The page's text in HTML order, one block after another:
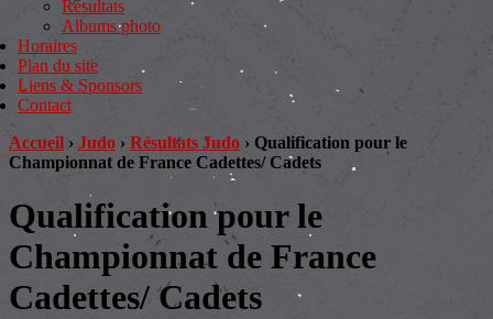
Résultats
Albums photo
Horaires
Plan du site
Liens & Sponsors
Contact
Accueil › Judo › Résultats Judo › Qualification pour le
Championnat de France Cadettes/ Cadets
Qualification pour le
Championnat de France
Cadettes/ Cadets